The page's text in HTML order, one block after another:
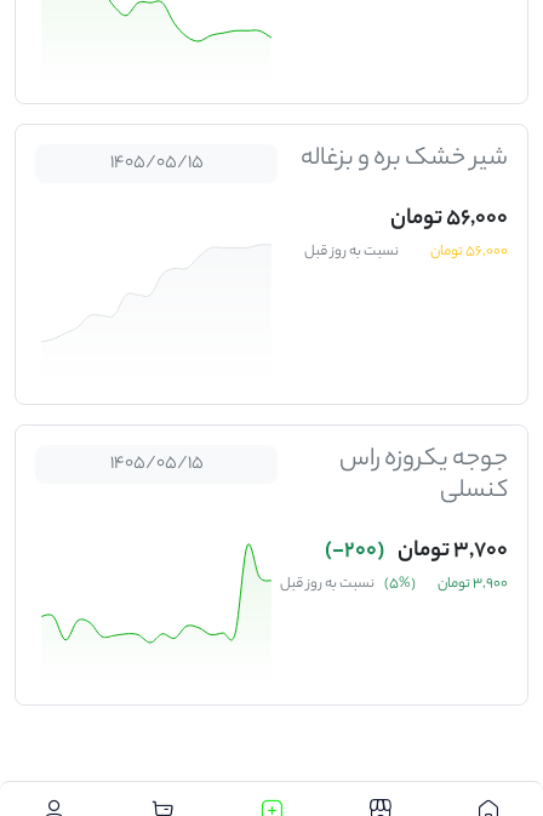
شیر خشک بره و بزغاله
56,000 تومان
56,000 تومان نسبت به روز قبل
1405/05/15
جوجه یکروزه راس
کنسلی
3,700 تومان (200-)
3,900 تومان (%5) نسبت به روز قبل
1405/05/15